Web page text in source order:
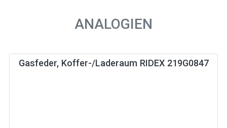
ANALOGIEN
Gasfeder, Koffer-/Laderaum RIDEX 219G0847